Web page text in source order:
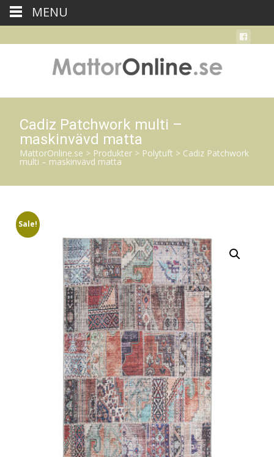
Cadiz Patchwork multi –
maskinvävd matta
MattorOnline.se > Produkter > Polytuft > Cadiz Patchwork
multi – maskinvävd matta
Sale!
MENU